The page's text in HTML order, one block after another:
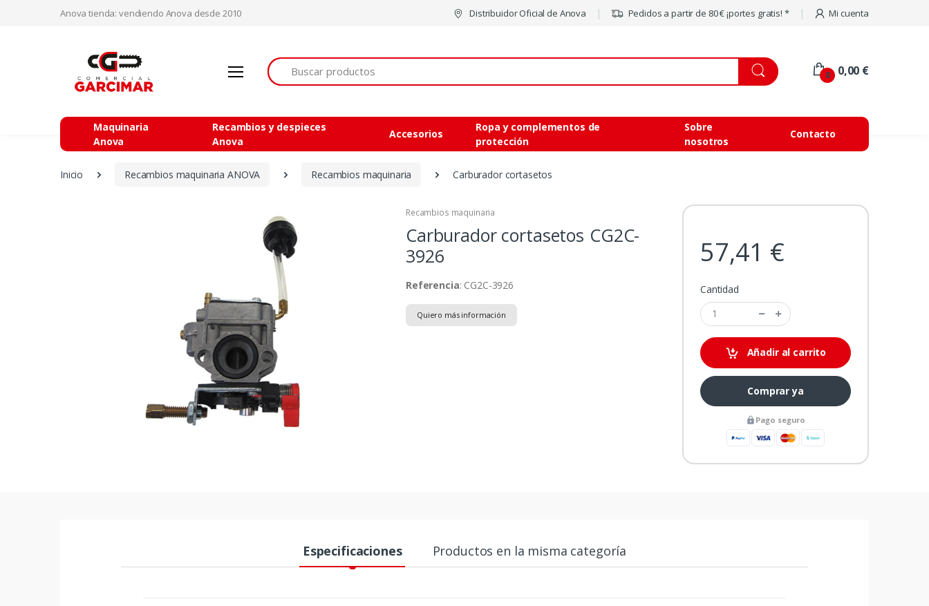
Anova tienda: vendiendo Anova desde 2010 Distribuidor Oficial de Anova Pedidos a partir de 80 € ¡portes gratis! * Mi cuenta
Buscar
0 0,00 €
Maquinaria
Anova
Recambios y despieces
Anova
Accesorios
Ropa y complementos de
protección
Sobre
nosotros
Contacto
Inicio Recambios maquinaria ANOVA Recambios maquinaria Carburador cortasetos
Recambios maquinaria
Carburador cortasetos CG2C-
3926
Referencia: CG2C-3926
Quiero más información
57,41 €
Cantidad
Añadir al carrito
Comprar ya
Pago seguro
Especificaciones Productos en la misma categoría